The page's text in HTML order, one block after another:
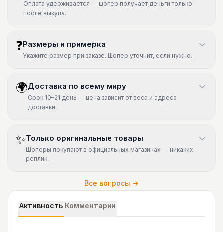
Оплата удерживается — шопер получает деньги только
после выкупа.
❓Размеры и примерка
Укажите размер при заказе. Шопер уточнит, если нужно.
🌍Доставка по всему миру
Срок 10–21 день — цена зависит от веса и адреса
доставки.
✨Только оригинальные товары
Шоперы покупают в официальных магазинах — никаких
реплик.
Все вопросы →
Активность Комментарии